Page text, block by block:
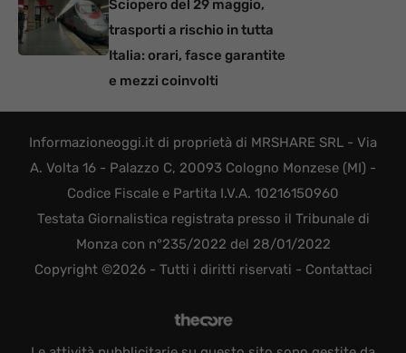
Sciopero del 29 maggio,
trasporti a rischio in tutta
Italia: orari, fasce garantite
e mezzi coinvolti
Informazioneoggi.it di proprietà di MRSHARE SRL - Via
A. Volta 16 - Palazzo C, 20093 Cologno Monzese (MI) -
Codice Fiscale e Partita I.V.A. 10216150960
Testata Giornalistica registrata presso il Tribunale di
Monza con n°235/2022 del 28/01/2022
Copyright ©2026 - Tutti i diritti riservati - Contattaci